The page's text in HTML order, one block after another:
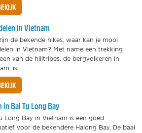
in Vietnam
de bekende hikes, waar kan je mooi
in Vietnam? Met name een trekking
van de hilltribes, de bergvolkeren in
is...
in Bai Tu Long Bay
Long Bay in Vietnam is een goed
voor de bekendere Halong Bay. De baai